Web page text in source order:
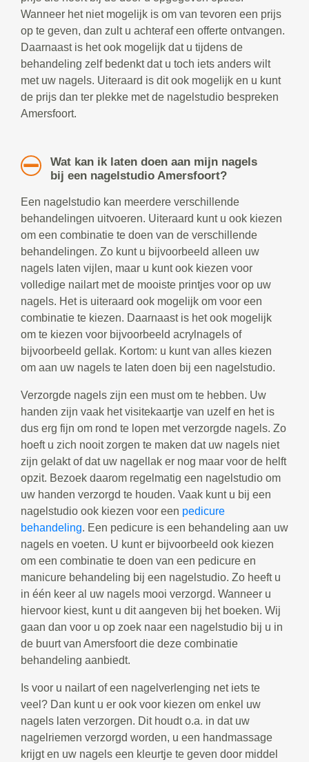
Wanneer het niet mogelijk is om van tevoren een prijs
op te geven, dan zult u achteraf een offerte ontvangen.
Daarnaast is het ook mogelijk dat u tijdens de
behandeling zelf bedenkt dat u toch iets anders wilt
met uw nagels. Uiteraard is dit ook mogelijk en u kunt
de prijs dan ter plekke met de nagelstudio bespreken
Amersfoort.
Wat kan ik laten doen aan mijn nagels
bij een nagelstudio Amersfoort?
Een nagelstudio kan meerdere verschillende
behandelingen uitvoeren. Uiteraard kunt u ook kiezen
om een combinatie te doen van de verschillende
behandelingen. Zo kunt u bijvoorbeeld alleen uw
nagels laten vijlen, maar u kunt ook kiezen voor
volledige nailart met de mooiste printjes voor op uw
nagels. Het is uiteraard ook mogelijk om voor een
combinatie te kiezen. Daarnaast is het ook mogelijk
om te kiezen voor bijvoorbeeld acrylnagels of
bijvoorbeeld gellak. Kortom: u kunt van alles kiezen
om aan uw nagels te laten doen bij een nagelstudio.
Verzorgde nagels zijn een must om te hebben. Uw
handen zijn vaak het visitekaartje van uzelf en het is
dus erg fijn om rond te lopen met verzorgde nagels. Zo
hoeft u zich nooit zorgen te maken dat uw nagels niet
zijn gelakt of dat uw nagellak er nog maar voor de helft
opzit. Bezoek daarom regelmatig een nagelstudio om
uw handen verzorgd te houden. Vaak kunt u bij een
nagelstudio ook kiezen voor een pedicure
behandeling. Een pedicure is een behandeling aan uw
nagels en voeten. U kunt er bijvoorbeeld ook kiezen
om een combinatie te doen van een pedicure en
manicure behandeling bij een nagelstudio. Zo heeft u
in één keer al uw nagels mooi verzorgd. Wanneer u
hiervoor kiest, kunt u dit aangeven bij het boeken. Wij
gaan dan voor u op zoek naar een nagelstudio bij u in
de buurt van Amersfoort die deze combinatie
behandeling aanbiedt.
Is voor u nailart of een nagelverlenging net iets te
veel? Dan kunt u er ook voor kiezen om enkel uw
nagels laten verzorgen. Dit houdt o.a. in dat uw
nagelriemen verzorgd worden, u een handmassage
krijgt en uw nagels een kleurtje te geven door middel